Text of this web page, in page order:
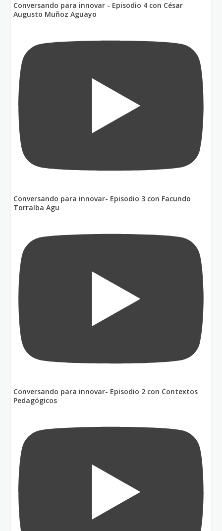
Conversando para innovar - Episodio 4 con César
Augusto Muñoz Aguayo
Conversando para innovar- Episodio 3 con Facundo
Torralba Agu
Conversando para innovar- Episodio 2 con Contextos
Pedagógicos